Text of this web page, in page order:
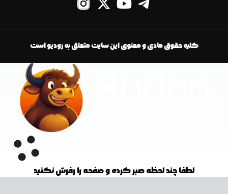
کلیه حقوق مادی و معنوی این سایت متعلق به رودیو است
لطفا چند لحظه صبر کرده و صفحه را رفرش نکنید